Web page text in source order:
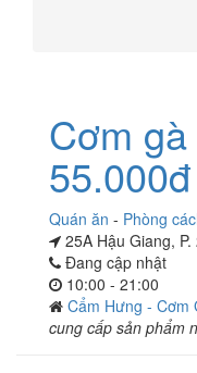
Cơm
55.000đ
Quán ăn - Phòng
25A Hậu Giang, P.
Đang cập nhật
10:00 - 21:00
Cẩm Hưng - Cơm
cung cấp sản phẩm